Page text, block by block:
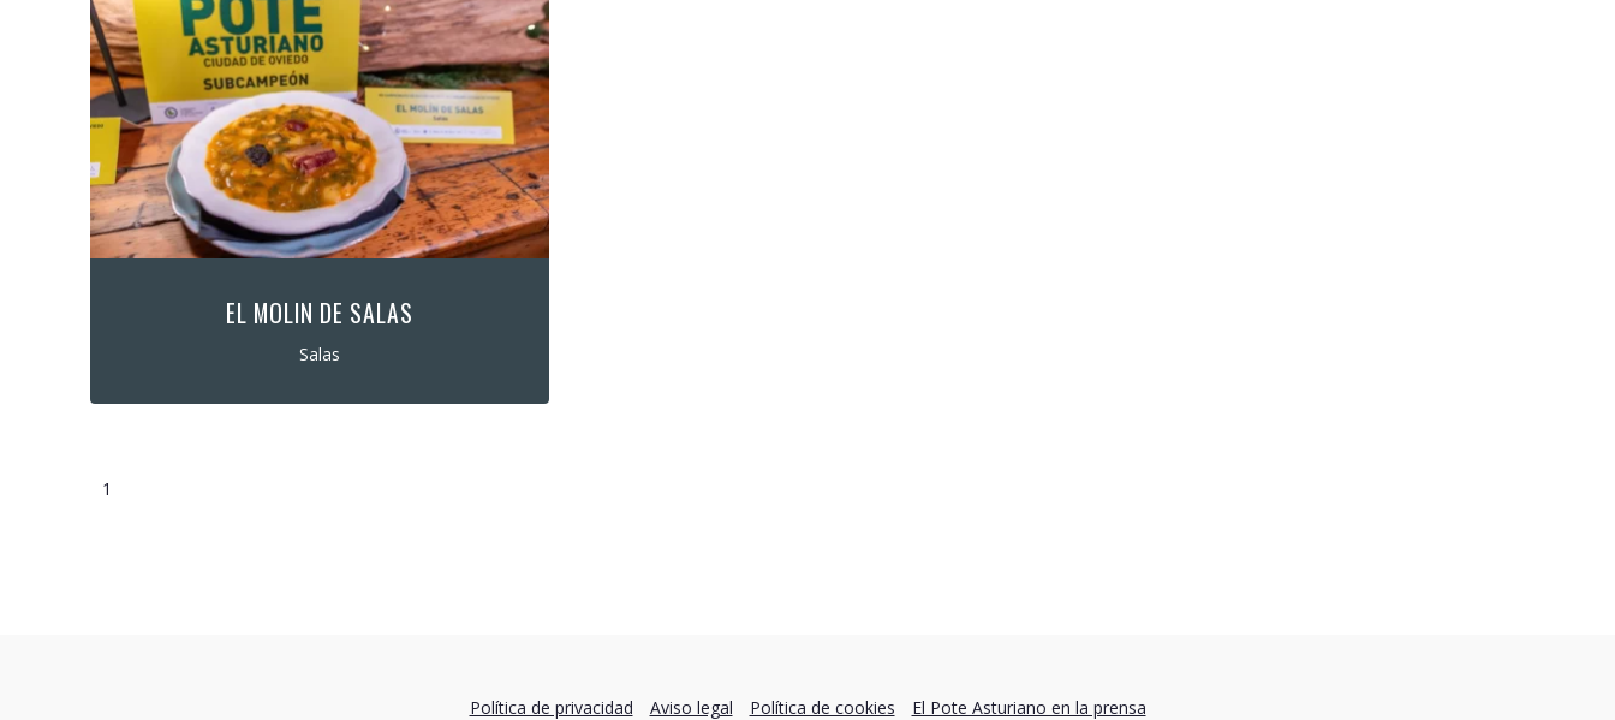
EL MOLIN DE SALAS
Salas
1
Política de privacidad Aviso legal Política de cookies El Pote Asturiano en la prensa